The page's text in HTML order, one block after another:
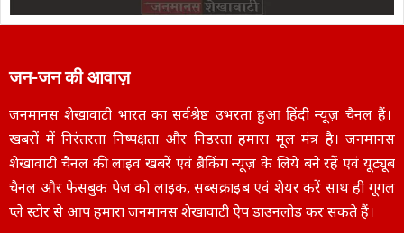
जन-जन की आवाज़
जनमानस शेखावाटी भारत का सर्वश्रेष्ठ उभरता हुआ हिंदी न्यूज़ चैनल हैं।
खबरों में निरंतरता निष्पक्षता और निडरता हमारा मूल मंत्र है। जनमानस
शेखावाटी चैनल की लाइव खबरें एवं ब्रैकिंग न्यूज़ के लिये बने रहें एवं यूट्यूब
चैनल और फेसबुक पेज को लाइक, सब्सक्राइब एवं शेयर करें साथ ही गूगल
प्ले स्टोर से आप हमारा जनमानस शेखावाटी ऐप डाउनलोड कर सकते हैं।